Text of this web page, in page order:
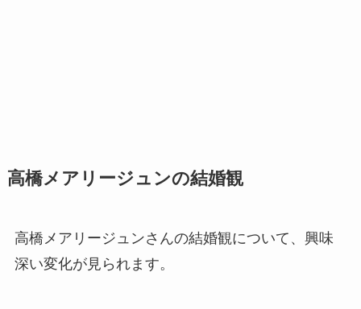
高橋メアリージュンの結婚観
高橋メアリージュンさんの結婚観について、興味
深い変化が見られます。